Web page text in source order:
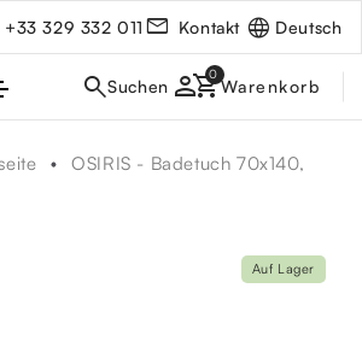
+33 329 332 011 Kontakt Deutsch
person
OSIRIS - Badetuch 70x140,
Auf Lager